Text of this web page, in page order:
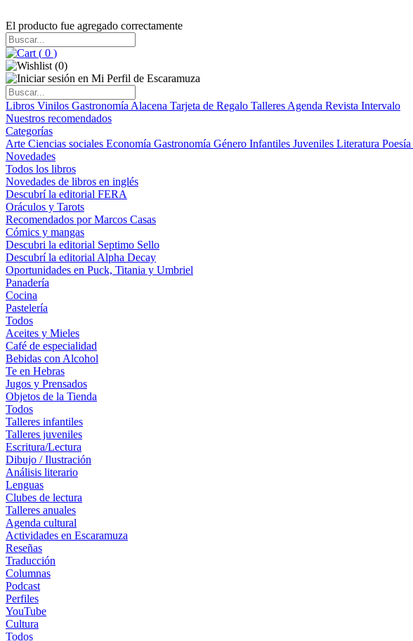
El producto fue agregado correctamente
( 0 )
(0)
Libros Vinilos Gastronomía Alacena Tarjeta de Regalo Talleres Agenda Revista Intervalo
Nuestros recomendados
Categorías
Arte Ciencias sociales Economía Gastronomía Género Infantiles Juveniles Literatura Poesía
Novedades
Todos los libros
Novedades de libros en inglés
Descubrí la editorial FERA
Oráculos y Tarots
Recomendados por Marcos Casas
Cómics y mangas
Descubri la editorial Septimo Sello
Descubrí la editorial Alpha Decay
Oportunidades en Puck, Titania y Umbriel
Panadería
Cocina
Pastelería
Todos
Aceites y Mieles
Café de especialidad
Bebidas con Alcohol
Te en Hebras
Jugos y Prensados
Objetos de la Tienda
Todos
Talleres infantiles
Talleres juveniles
Escritura/Lectura
Dibujo / Ilustración
Análisis literario
Lenguas
Clubes de lectura
Talleres anuales
Agenda cultural
Actividades en Escaramuza
Reseñas
Traducción
Columnas
Podcast
Perfiles
YouTube
Cultura
Todos